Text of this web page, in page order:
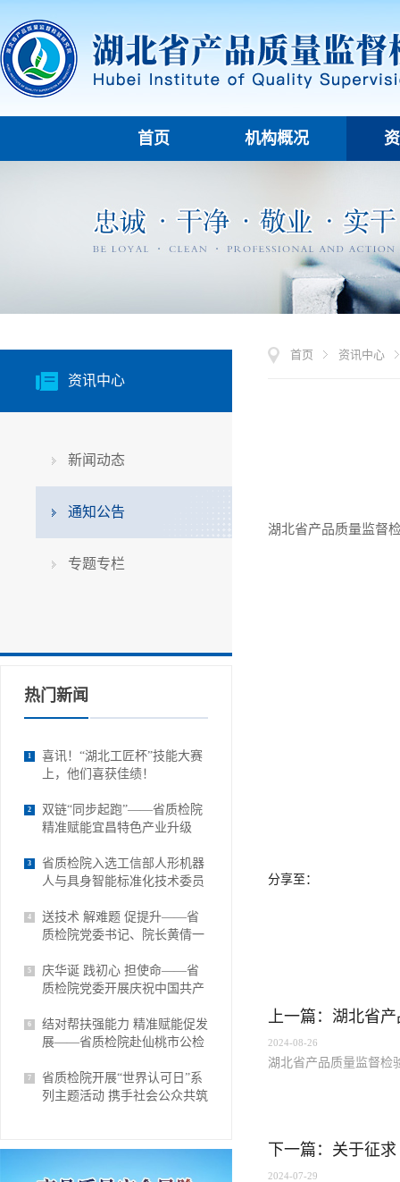
首页 机构概况
资讯中心
新闻动态
通知公告
专题专栏
热门新闻
1
喜讯！“湖北工匠杯”技能大赛
上，他们喜获佳绩！
2
双链“同步起跑”——省质检院
精准赋能宜昌特色产业升级
3
省质检院入选工信部人形机器
人与具身智能标准化技术委员
4
送技术 解难题 促提升——省
质检院党委书记、院长黄倩一
5
庆华诞 践初心 担使命——省
质检院党委开展庆祝中国共产
6
结对帮扶强能力 精准赋能促发
展——省质检院赴仙桃市公检
作
7
省质检院开展“世界认可日”系
列主题活动 携手社会公众共筑
首页 资讯中心
湖北省产品质量监督
分享至：
上一篇：湖北省
2024-08-26
湖北省产品质量监督检
2024-07-29